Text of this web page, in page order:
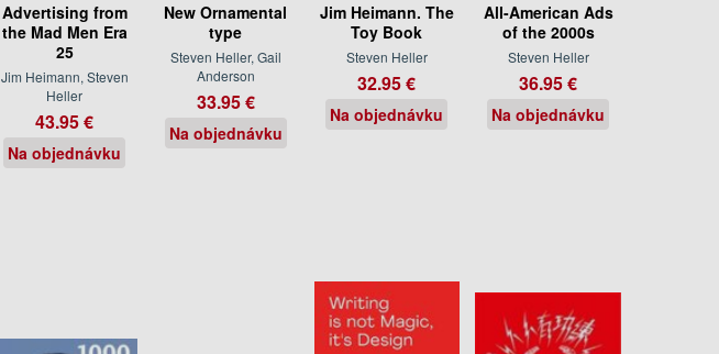
Advertising from
the Mad Men Era
25
Jim Heimann, Steven
Heller
43.95 €
Na objednávku
New Ornamental
type
Steven Heller, Gail
Anderson
33.95 €
Na objednávku
Jim Heimann. The
Toy Book
Steven Heller
32.95 €
Na objednávku
All-American Ads
of the 2000s
Steven Heller
36.95 €
Na objednávku